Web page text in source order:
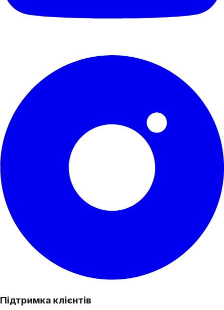
Підтримка клієнтів